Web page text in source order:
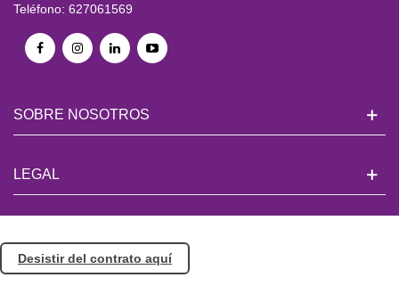
Teléfono: 627061569
SOBRE NOSOTROS
LEGAL
Desistir del contrato aquí